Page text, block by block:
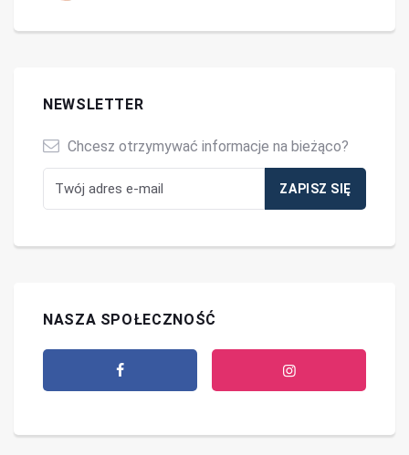
NEWSLETTER
Chcesz otrzymywać informacje na bieżąco?
NASZA SPOŁECZNOŚĆ